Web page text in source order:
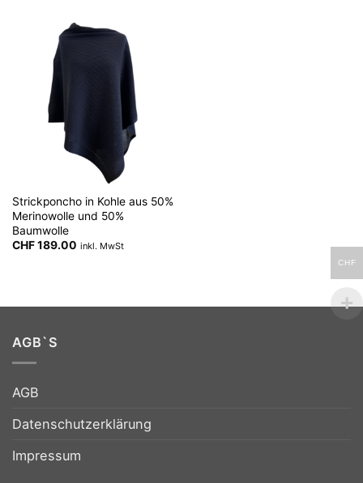
Strickponcho in Kohle aus 50%
Merinowolle und 50%
Baumwolle
CHF189.00 inkl. MwSt
AGB`S
AGB
Datenschutzerklärung
Impressum
CHF